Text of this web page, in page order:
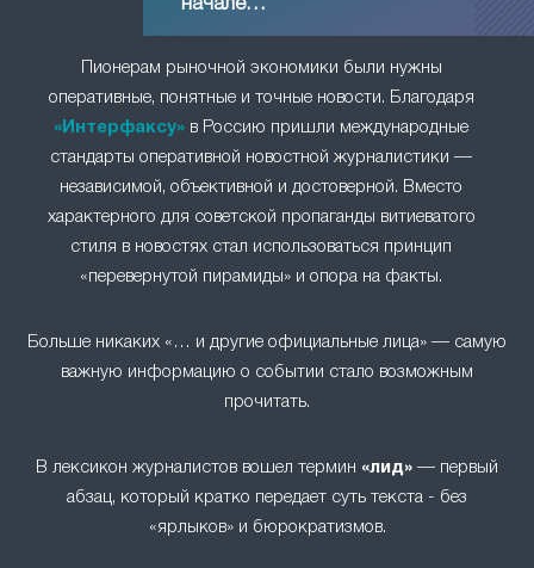
Пионерам рыночной экономики были нужны
оперативные, понятные и точные новости. Благодаря
«Интерфаксу» в Россию пришли международные
стандарты оперативной новостной журналистики —
независимой, объективной и достоверной. Вместо
характерного для советской пропаганды витиеватого
стиля в новостях стал использоваться принцип
«перевернутой пирамиды» и опора на факты.
начале…
Больше никаких «… и другие официальные лица» — самую
важную информацию о событии стало возможным
прочитать.
В лексикон журналистов вошел термин «лид» — первый
абзац, который кратко передает суть текста - без
«ярлыков» и бюрократизмов.